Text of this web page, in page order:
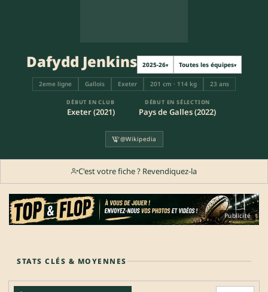
Dafydd Jenkins 2025-26▾ Toutes les équipes▾
2eme ligne Gallois Exeter 201 cm · 114 kg 23 ans
DÉBUT EN CLUB
Exeter (2021)
DÉBUT EN SÉLECTION
Pays de Galles (2022)
@Wikipedia
C'est votre fiche ? Revendiquez-la
Publicité
STATS CLÉS & MOYENNES